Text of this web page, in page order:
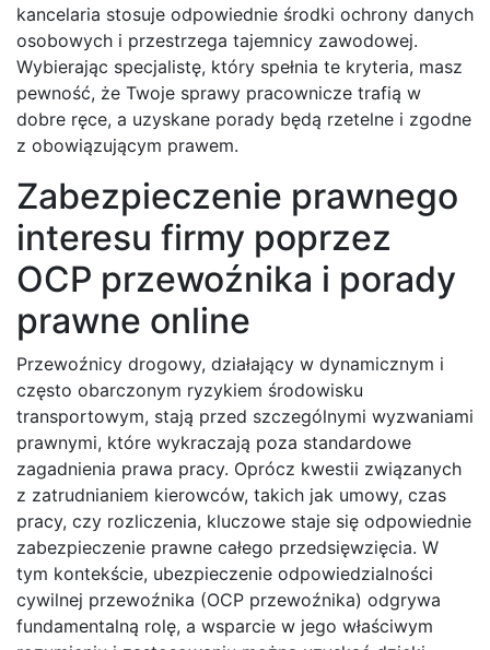
kancelaria stosuje odpowiednie środki ochrony danych
osobowych i przestrzega tajemnicy zawodowej.
Wybierając specjalistę, który spełnia te kryteria, masz
pewność, że Twoje sprawy pracownicze trafią w
dobre ręce, a uzyskane porady będą rzetelne i zgodne
z obowiązującym prawem.
Zabezpieczenie prawnego
interesu firmy poprzez
OCP przewoźnika i porady
prawne online
Przewoźnicy drogowy, działający w dynamicznym i
często obarczonym ryzykiem środowisku
transportowym, stają przed szczególnymi wyzwaniami
prawnymi, które wykraczają poza standardowe
zagadnienia prawa pracy. Oprócz kwestii związanych
z zatrudnianiem kierowców, takich jak umowy, czas
pracy, czy rozliczenia, kluczowe staje się odpowiednie
zabezpieczenie prawne całego przedsięwzięcia. W
tym kontekście, ubezpieczenie odpowiedzialności
cywilnej przewoźnika (OCP przewoźnika) odgrywa
fundamentalną rolę, a wsparcie w jego właściwym